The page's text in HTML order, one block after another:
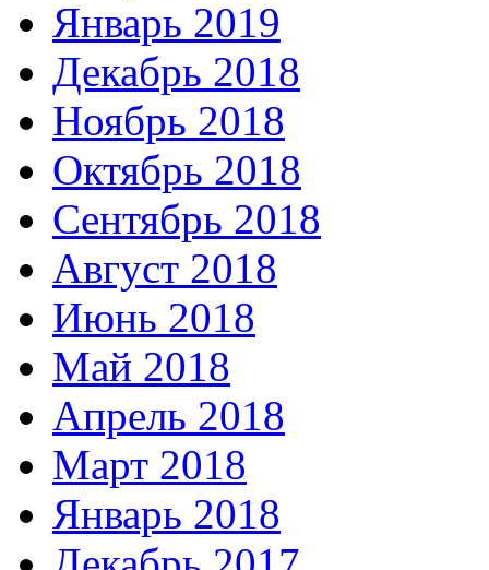
Январь 2019
Декабрь 2018
Ноябрь 2018
Октябрь 2018
Сентябрь 2018
Август 2018
Июнь 2018
Май 2018
Апрель 2018
Март 2018
Январь 2018